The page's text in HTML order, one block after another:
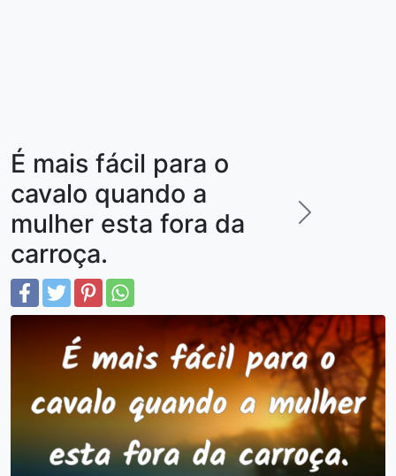
É mais fácil para o
cavalo quando a
mulher esta fora da
carroça.